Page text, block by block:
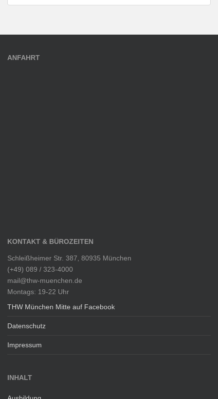
ANFAHRT
KONTAKT & BÜROZEITEN
Schleißheimer Str. 387, 80935 München
(+49) 089 / 323-4000
mail@thw-muenchen.de
Montags: 19-22 Uhr
THW München Mitte auf Facebook
Datenschutz
Impressum
INHALT